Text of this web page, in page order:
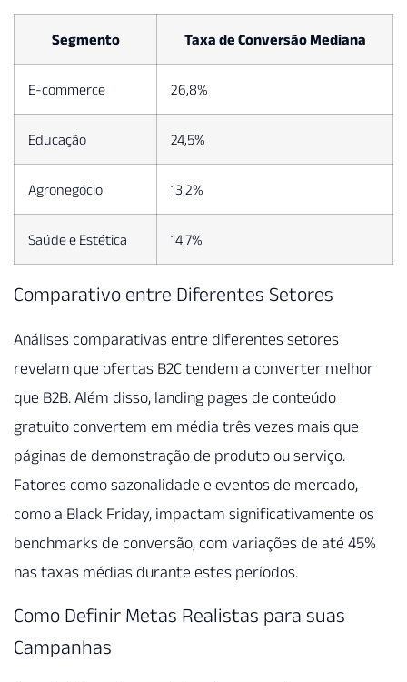
Segmento Taxa de Conversão Mediana
E-commerce 26,8%
Educação 24,5%
Agronegócio 13,2%
Saúde e Estética 14,7%
Comparativo entre Diferentes Setores
Análises comparativas entre diferentes setores
revelam que ofertas B2C tendem a converter melhor
que B2B. Além disso, landing pages de conteúdo
gratuito convertem em média três vezes mais que
páginas de demonstração de produto ou serviço.
Fatores como sazonalidade e eventos de mercado,
como a Black Friday, impactam significativamente os
benchmarks de conversão, com variações de até 45%
nas taxas médias durante estes períodos.
Como Definir Metas Realistas para suas
Campanhas